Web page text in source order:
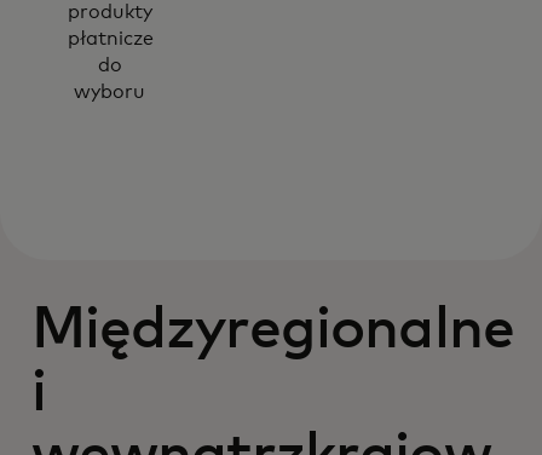
produkty
płatnicze
do
wyboru
Międzyregionalne
i